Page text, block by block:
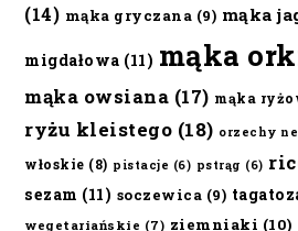
(14) mąka gryczana (9) mąka
migdałowa (11) mąka
mąka owsiana (17) mąka
ryżu kleistego (18) orzechy
włoskie (8) pistacje (6) pstrąg (6)
sezam (11) soczewica (9)
wegetariańskie (7) ziemniaki (10)